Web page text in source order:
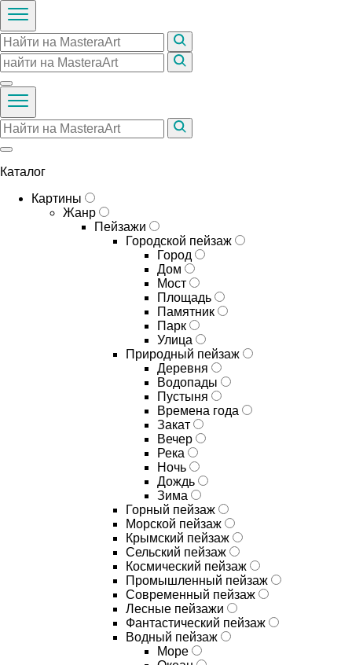
Каталог
Картины
Жанр
Пейзажи
Городской пейзаж
Город
Дом
Мост
Площадь
Памятник
Парк
Улица
Природный пейзаж
Деревня
Водопады
Пустыня
Времена года
Закат
Вечер
Река
Ночь
Дождь
Зима
Горный пейзаж
Морской пейзаж
Крымский пейзаж
Сельский пейзаж
Космический пейзаж
Промышленный пейзаж
Современный пейзаж
Лесные пейзажи
Фантастический пейзаж
Водный пейзаж
Море